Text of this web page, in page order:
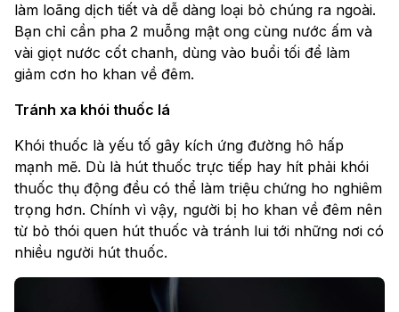
làm loãng dịch tiết và dễ dàng loại bỏ chúng ra ngoài.
Bạn chỉ cần pha 2 muỗng mật ong cùng nước ấm và
vài giọt nước cốt chanh, dùng vào buổi tối để làm
giảm cơn ho khan về đêm.
Tránh xa khói thuốc lá
Khói thuốc là yếu tố gây kích ứng đường hô hấp
mạnh mẽ. Dù là hút thuốc trực tiếp hay hít phải khói
thuốc thụ động đều có thể làm triệu chứng ho nghiêm
trọng hơn. Chính vì vậy, người bị ho khan về đêm nên
từ bỏ thói quen hút thuốc và tránh lui tới những nơi có
nhiều người hút thuốc.